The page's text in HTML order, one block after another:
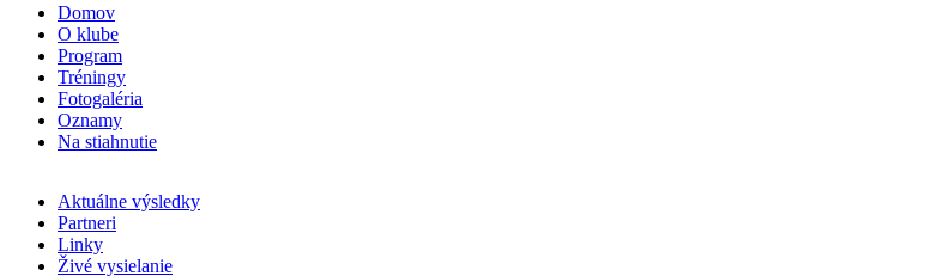
Domov
O klube
Program
Tréningy
Fotogaléria
Oznamy
Na stiahnutie
Aktuálne výsledky
Partneri
Linky
Živé vysielanie